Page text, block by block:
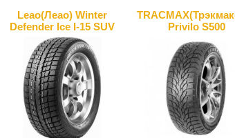
Leao(Леао) Winter
Defender Ice I-15 SUV
Privilo S500